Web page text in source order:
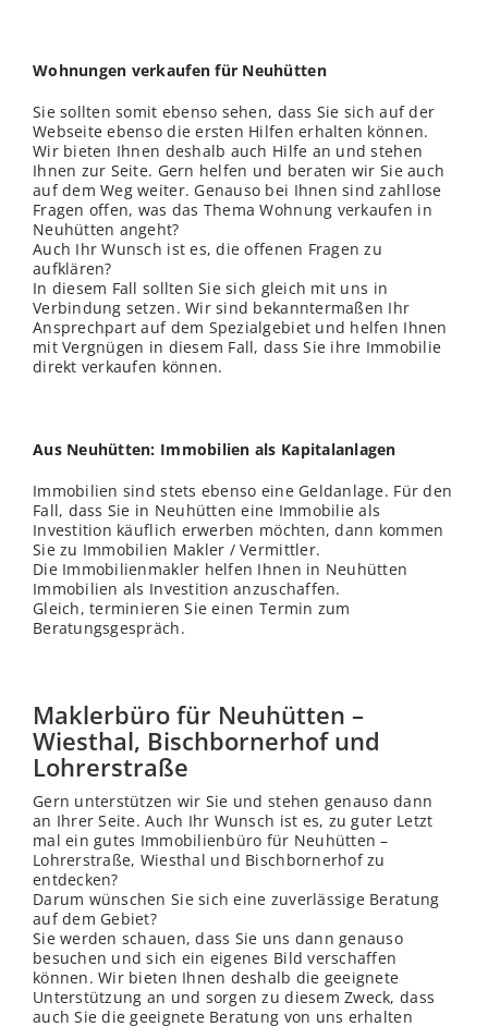
Wohnungen verkaufen für Neuhütten
Sie sollten somit ebenso sehen, dass Sie sich auf der
Webseite ebenso die ersten Hilfen erhalten können.
Wir bieten Ihnen deshalb auch Hilfe an und stehen
Ihnen zur Seite. Gern helfen und beraten wir Sie auch
auf dem Weg weiter. Genauso bei Ihnen sind zahllose
Fragen offen, was das Thema Wohnung verkaufen in
Neuhütten angeht?
Auch Ihr Wunsch ist es, die offenen Fragen zu
aufklären?
In diesem Fall sollten Sie sich gleich mit uns in
Verbindung setzen. Wir sind bekanntermaßen Ihr
Ansprechpart auf dem Spezialgebiet und helfen Ihnen
mit Vergnügen in diesem Fall, dass Sie ihre Immobilie
direkt verkaufen können.
Aus Neuhütten: Immobilien als Kapitalanlagen
Immobilien sind stets ebenso eine Geldanlage. Für den
Fall, dass Sie in Neuhütten eine Immobilie als
Investition käuflich erwerben möchten, dann kommen
Sie zu Immobilien Makler / Vermittler.
Die Immobilienmakler helfen Ihnen in Neuhütten
Immobilien als Investition anzuschaffen.
Gleich, terminieren Sie einen Termin zum
Beratungsgespräch.
Maklerbüro für Neuhütten –
Wiesthal, Bischbornerhof und
Lohrerstraße
Gern unterstützen wir Sie und stehen genauso dann
an Ihrer Seite. Auch Ihr Wunsch ist es, zu guter Letzt
mal ein gutes Immobilienbüro für Neuhütten –
Lohrerstraße, Wiesthal und Bischbornerhof zu
entdecken?
Darum wünschen Sie sich eine zuverlässige Beratung
auf dem Gebiet?
Sie werden schauen, dass Sie uns dann genauso
besuchen und sich ein eigenes Bild verschaffen
können. Wir bieten Ihnen deshalb die geeignete
Unterstützung an und sorgen zu diesem Zweck, dass
auch Sie die geeignete Beratung von uns erhalten